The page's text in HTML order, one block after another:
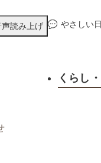
声読み上げ やさしい
くらし